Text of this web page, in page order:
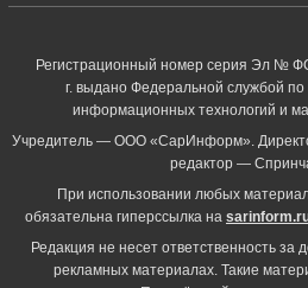
Регистрационный номер серия Эл №
г. выдано Федеральной службой
информационных технологий и
Учредитель — ООО «СарИнформ».
редактор —
При использовании любых
обязательна гиперссылка на
Редакция не несет ответственность за
рекламных материалах. Такие